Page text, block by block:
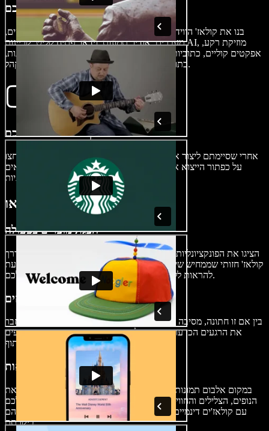
בנו את קולאז' הווידאו שלכם
בנו את קולאז' הווידאו שלכם על ידי סידור קליפים והוספת אפקטים,
מעברים, אודיו, תמונות, וידאו, פתיח קליט, קריינות AI, מוזיקת רקע,
אפקטים קוליים, כתוביות או אנימציות. הוסיפו חיים עם כותרות, תמונות,
כתוביות ואפילו מוזיקה משלכם כדי לרתק את הקהל.
ייצוא קולאז' הווידאו שלכם
אחרי שסיימתם ליצור את הווידאו המושלם, הייצוא שלו פשוט וקל. לחצו
על כפתור הייצוא או התאימו את גודל הקולאז' ליחס הגבה המתאים
מתי להשתמש בקולאז'י וידאו
הצגת מוצרים בפעולה
הציגו את הפונקציונליות, התכונות והוורסטיליות של המוצרים שלכם דרך
קולאז' חזותי שממחיש שימושים אמיתיים. קולאז'י וידאו הם דרך משכנעת
להראות ללקוחות פוטנציאליים את הערך של המוצר שלכם.
רגעים ואירועים בלתי נשכחים
בין אם זו חתונה, מסיבה או מפגש עסקי — קולאז'י וידאו מאפשרים לחבר
את הרגעים הכי עוצמתיים ובלתי נשכחים. איגדו את הרגעים היפים
יומני מסע והרפתקאות
במקום אלבום תמונות סטטי, השתמשו בקולאז'י וידאו כדי להעביר את
הנופים, הצלילים והחוויות מהטיול שלכם. תעדו את ההרפתקאות שלכם
עם קולאז'ים דינמיים שמעבירים את הצופה ישר אל המקומות שבהם
ביקרתם.